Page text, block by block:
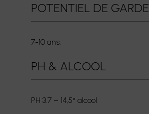
POTENTIEL DE GARDE
7-10 ans.
PH & ALCOOL
PH 3.7 – 14,5° alcool